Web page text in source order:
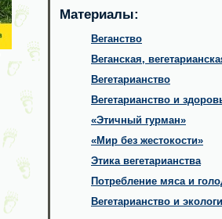
Материалы:
Веганство
Веганская,
Вегетарианство
Вегетарианство и
«Этичный гурман»
«Мир без жестокости»
Этика вегетарианства
Потребление мяса и
Вегетарианство и